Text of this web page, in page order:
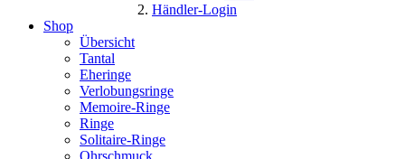
Händler-Login
Shop
Übersicht
Tantal
Eheringe
Verlobungsringe
Memoire-Ringe
Ringe
Solitaire-Ringe
Ohrschmuck